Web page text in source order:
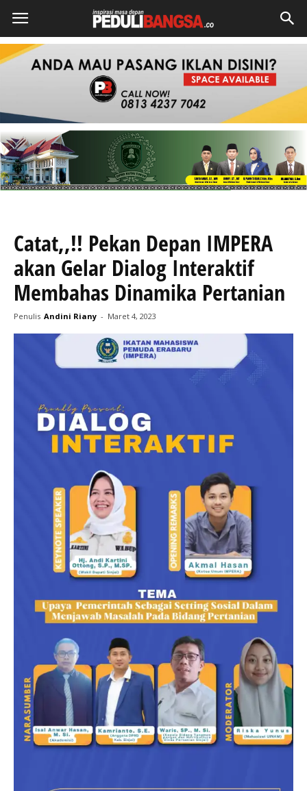
Catat,,!! Pekan Depan IMPERA
akan Gelar Dialog Interaktif
Membahas Dinamika Pertanian
Penulis Andini Riany - Maret 4, 2023